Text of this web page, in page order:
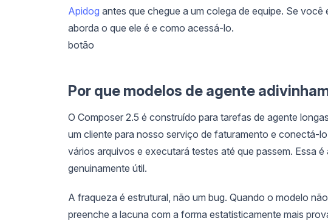
Apidog antes que chegue a um colega de equipe. Se
aborda o que ele é e como acessá-lo.
botão
Por que modelos de agente
O Composer 2.5 é construído para tarefas de agente
um cliente para nosso serviço de faturamento e conectá-
vários arquivos e executará testes até que passem. Essa
genuinamente útil.
A fraqueza é estrutural, não um bug. Quando o modelo
preenche a lacuna com a forma estatisticamente mais